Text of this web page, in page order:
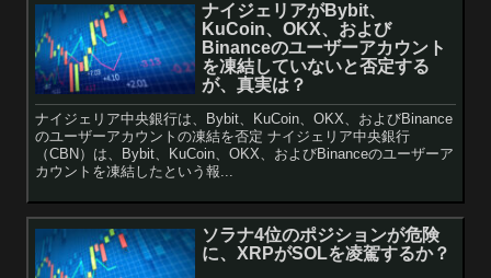
ナイジェリアがBybit、
KuCoin、OKX、および
Binanceのユーザーアカウント
を凍結していないと否定する
が、真実は？
ナイジェリア中央銀行は、Bybit、KuCoin、OKX、およびBinance
のユーザーアカウントの凍結を否定 ナイジェリア中央銀行
（CBN）は、Bybit、KuCoin、OKX、およびBinanceのユーザーア
カウントを凍結したという報...
ソラナ4位のポジションが危険
に、XRPがSOLを凌駕するか？